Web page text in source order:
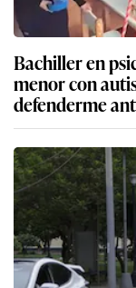
Bachiller en
menor con
defenderme